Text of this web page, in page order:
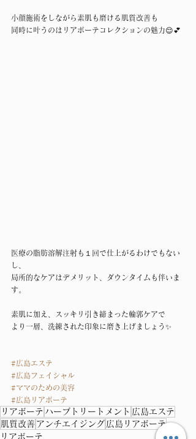
小顔施術をしながら素肌も磨ける肌質改善も
同時に叶うのはリアボーテコレクションの魅力😌💕
医療の脂肪溶解注射も１回で仕上がるわけでもない
し、
局所的なケアはデメリット、ダウンタイムも伴いま
す。
素肌に加え、スッキリ引き締まった輪郭ケアで
より一層、洗練された印象に磨き上げましょう✨
#広島エステ
#広島フェイシャル
#ママのための美容
#広島リアボーテ
リアボーテ ハーブトリートメント 広島エステ
肌質改善 アンチエイジング 広島リアボーテ
リアボーテ